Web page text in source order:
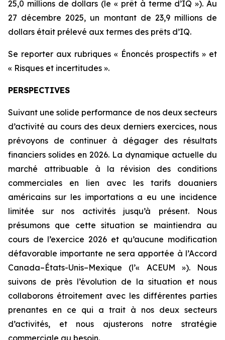
25,0 millions de dollars (le « prêt à terme d’IQ »). Au
27 décembre 2025, un montant de 23,9 millions de
dollars était prélevé aux termes des prêts d’IQ.
Se reporter aux rubriques « Énoncés prospectifs » et
« Risques et incertitudes ».
PERSPECTIVES
Suivant une solide performance de nos deux secteurs
d’activité au cours des deux derniers exercices, nous
prévoyons de continuer à dégager des résultats
financiers solides en 2026. La dynamique actuelle du
marché attribuable à la révision des conditions
commerciales en lien avec les tarifs douaniers
américains sur les importations a eu une incidence
limitée sur nos activités jusqu’à présent. Nous
présumons que cette situation se maintiendra au
cours de l’exercice 2026 et qu’aucune modification
défavorable importante ne sera apportée à l’Accord
Canada–États-Unis–Mexique (l’« ACEUM »). Nous
suivons de près l’évolution de la situation et nous
collaborons étroitement avec les différentes parties
prenantes en ce qui a trait à nos deux secteurs
d’activités, et nous ajusterons notre stratégie
commerciale au besoin.